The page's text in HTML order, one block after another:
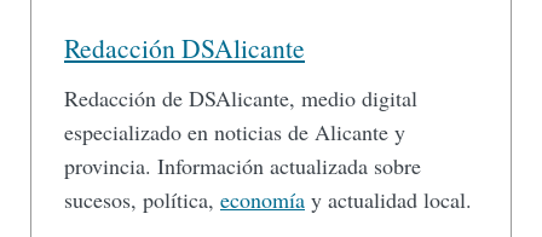
Redacción DSAlicante
Redacción de DSAlicante, medio digital
especializado en noticias de Alicante y
provincia. Información actualizada sobre
sucesos, política, economía y actualidad local.